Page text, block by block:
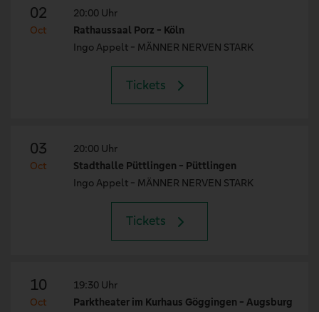
02
Oct
20:00 Uhr
Rathaussaal Porz - Köln
Ingo Appelt - MÄNNER NERVEN STARK
Tickets
03
Oct
20:00 Uhr
Stadthalle Püttlingen - Püttlingen
Ingo Appelt - MÄNNER NERVEN STARK
Tickets
10
Oct
19:30 Uhr
Parktheater im Kurhaus Göggingen - Augsburg